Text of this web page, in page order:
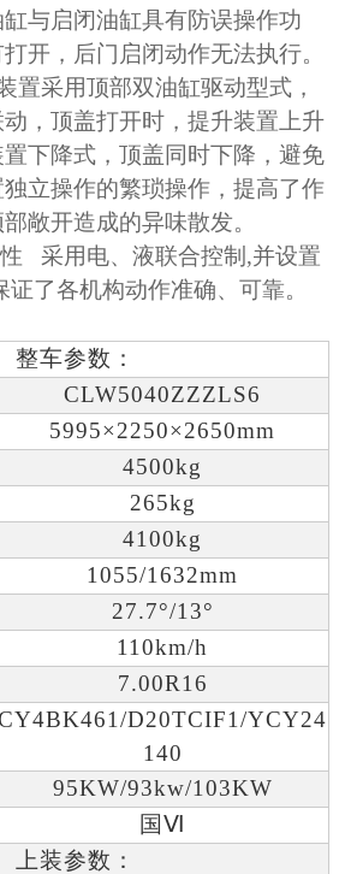
与启闭油缸具有防误操作功
开，后门启闭动作无法执行。
置采用顶部双油缸驱动型式，
，顶盖打开时，提升装置上升
下降式，顶盖同时下降，避免
立操作的繁琐操作，提高了作
敞开造成的异味散发。
采用电、液联合控制 ,并设置
了各机构动作准确、可靠。
整车参数：
CLW5040ZZZLS6
5995×2250×2650mm
4500kg
265kg
4100kg
1055/1 632mm
27.7°/1 3°
110km/h
7.00R16
D20TCIF1/YCY24
140
95KW/93kw/103KW
国Ⅵ
上装参数：